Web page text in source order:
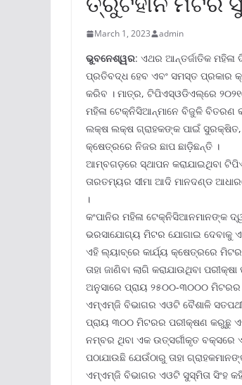
March 1, 2023 admin
ଭୁବନେଶ୍ୱର: ଏଥର ଆନ୍ତର୍ଜାତିକ
ପ୍ରତିବଦ୍ଧ ହେବ ଏବଂ ସମସ୍ତ
କରିବ । ମାତ୍ର, ଟିପିଏସ୍‌ଓଡିଏଲ୍‌ରେ
ମହିଳା ଟେକ୍ନିସିଆନ୍‌ମାନେ ବିଜୁଳି
ଲକ୍ଷ ଲକ୍ଷ ଗ୍ରାହକଙ୍କ ପାଇଁ
କ୍ଷେତ୍ରରେ ନିଜର ଛାପ ଛାଡ଼ିଛନ୍ତି ।
ଆମ୍ବଗଡ଼ରେ ସ୍ଥାପନ କରାଯାଇଥିବା
ତାରତମ୍ୟର ସୀମା ଆଦି ମାନଦଣ୍ଡ
।
କଂପାନିର ମହିଳା ଟେକ୍ନିସିଆନମାନଙ୍କ
ଭରସାଯୋଗ୍ୟ ମିଟର ଯୋଗାଇ ଦେବାକୁ
ଏହି ଲ୍ୟାବ୍‌ରେ କାର୍ଯ୍ୟ କ୍ଷେତ୍ରରେ
ତାହା ଜାଣିବା ଲାଗି କରାଯାଉଥିବା
ଅନୁସାରେ ପ୍ରାୟ ୨୫୦୦-୩୦୦୦ ମିଟରର
ଏମ୍‌ଏମ୍‌ଜି ବିଭାଗର ଏଓଟି ବୈଶାଳି
ପ୍ରାୟ ୩୦୦ ମିଟରର ପରୀକ୍ଷଣ କରୁଛୁ
ନମ୍ବର ଥିବା ଏକ ଉତ୍ସର୍ଗୀକୃତ
ପଠାଯାଉଛି ଯେଉଁଠାରୁ ତାହା
ଏମ୍‌ଏମ୍‌ଜି ବିଭାଗର ଏଓଟି ସୁସ୍ମିତା ସିଂହ